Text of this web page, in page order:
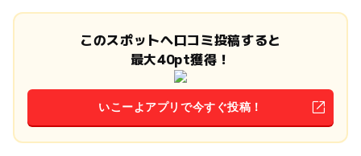
このスポットへ口コミ投稿すると
最大40pt獲得！
いこーよアプリで今すぐ投稿！